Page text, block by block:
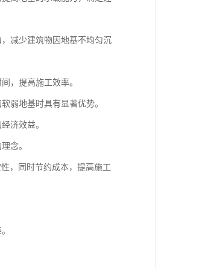
减少建筑物因地基不均匀沉
，提高施工效率。
弱地基时具有显著优势。
济效益。
念。
，同时节约成本，提高施工